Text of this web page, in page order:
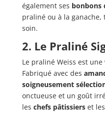
également ses bonbons
praliné ou à la ganache,
soin.
2. Le Praliné
Le praliné Weiss est
Fabriqué avec des
soigneusement
onctueuse et un goût
les chefs pâtissierset